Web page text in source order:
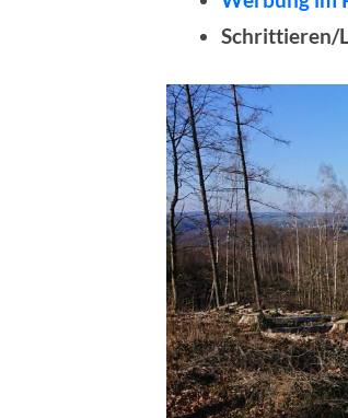
Schrittieren/